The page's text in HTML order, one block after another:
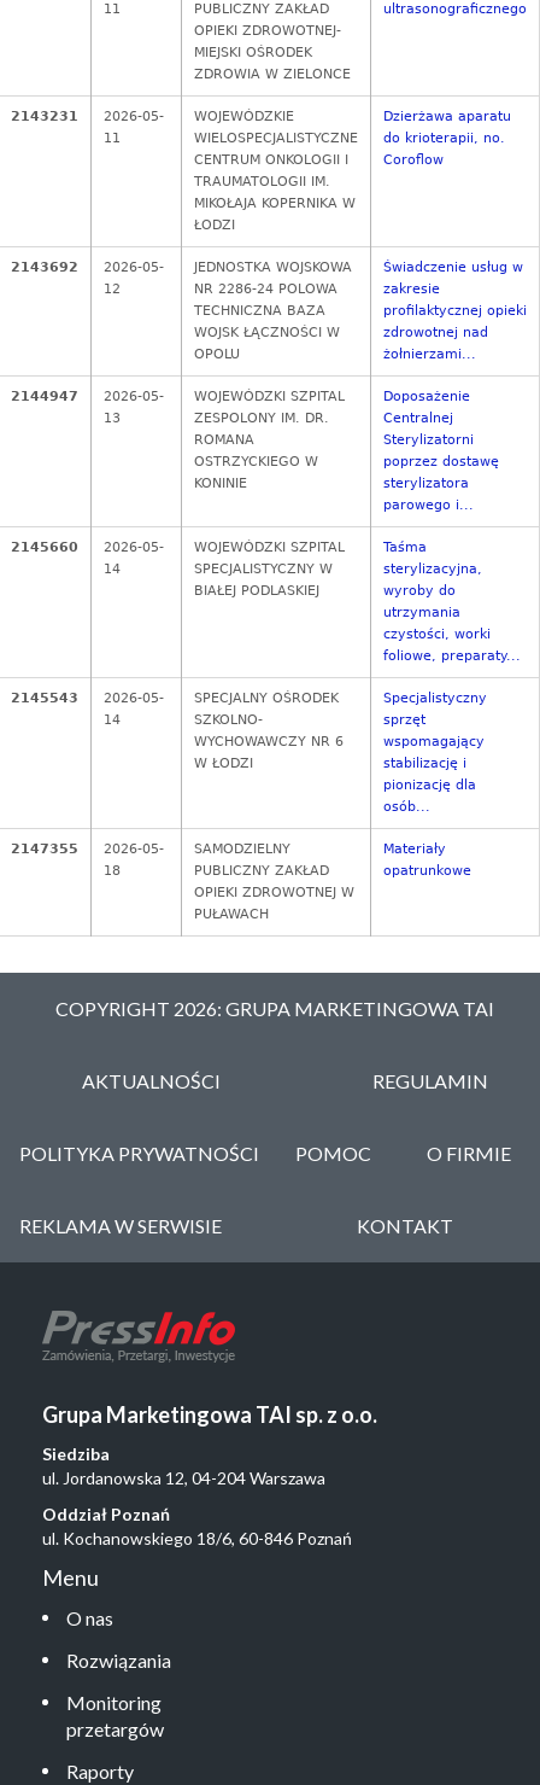
11
PUBLICZNY ZAKŁAD
OPIEKI ZDROWOTNEJ-
MIEJSKI OŚRODEK
ZDROWIA W ZIELONCE
ultrasonograficznego
2143231
2026-05-
11
WOJEWÓDZKIE
WIELOSPECJALISTYCZNE
CENTRUM ONKOLOGII I
TRAUMATOLOGII IM.
MIKOŁAJA KOPERNIKA W
ŁODZI
Dzierżawa aparatu
do krioterapii, no.
Coroflow
2143692
2026-05-
12
JEDNOSTKA WOJSKOWA
NR 2286-24 POLOWA
TECHNICZNA BAZA
WOJSK ŁĄCZNOŚCI W
OPOLU
Świadczenie usług w
zakresie
profilaktycznej opieki
zdrowotnej nad
żołnierzami...
2144947
2026-05-
13
WOJEWÓDZKI SZPITAL
ZESPOLONY IM. DR.
ROMANA
OSTRZYCKIEGO W
KONINIE
Doposażenie
Centralnej
Sterylizatorni
poprzez dostawę
sterylizatora
parowego i...
2145660
2026-05-
14
WOJEWÓDZKI SZPITAL
SPECJALISTYCZNY W
BIAŁEJ PODLASKIEJ
Taśma
sterylizacyjna,
wyroby do
utrzymania
czystości, worki
foliowe, preparaty...
2145543
2026-05-
14
SPECJALNY OŚRODEK
SZKOLNO-
WYCHOWAWCZY NR 6
W ŁODZI
Specjalistyczny
sprzęt
wspomagający
stabilizację i
pionizację dla
osób...
2147355
2026-05-
18
SAMODZIELNY
PUBLICZNY ZAKŁAD
OPIEKI ZDROWOTNEJ W
PUŁAWACH
Materiały
opatrunkowe
COPYRIGHT 2026: GRUPA MARKETINGOWA TAI
AKTUALNOŚCI REGULAMIN
POLITYKA PRYWATNOŚCI POMOC O FIRMIE
REKLAMA W SERWISIE KONTAKT
Grupa Marketingowa TAI sp. z o.o.
Siedziba
ul. Jordanowska 12, 04-204 Warszawa
Oddział Poznań
ul. Kochanowskiego 18/6, 60-846 Poznań
Menu
O nas
Rozwiązania
Monitoring
przetargów
Raporty